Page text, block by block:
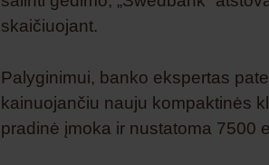
skaičiuojant.
Palyginimui, banko ekspertas
kainuojančiu nauju kompaktinės
pradinė įmoka ir nustatoma 7500